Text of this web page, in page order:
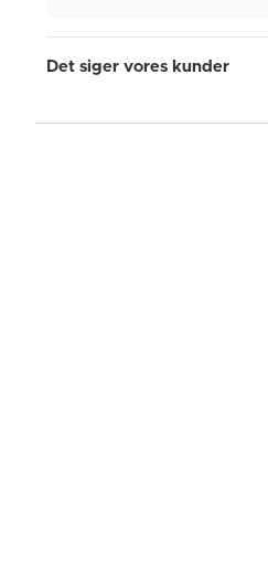
Det siger vores kunder